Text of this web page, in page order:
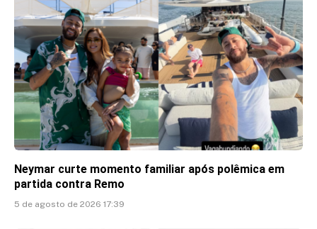
Neymar curte momento familiar após polêmica em
partida contra Remo
5 de agosto de 2026 17:39